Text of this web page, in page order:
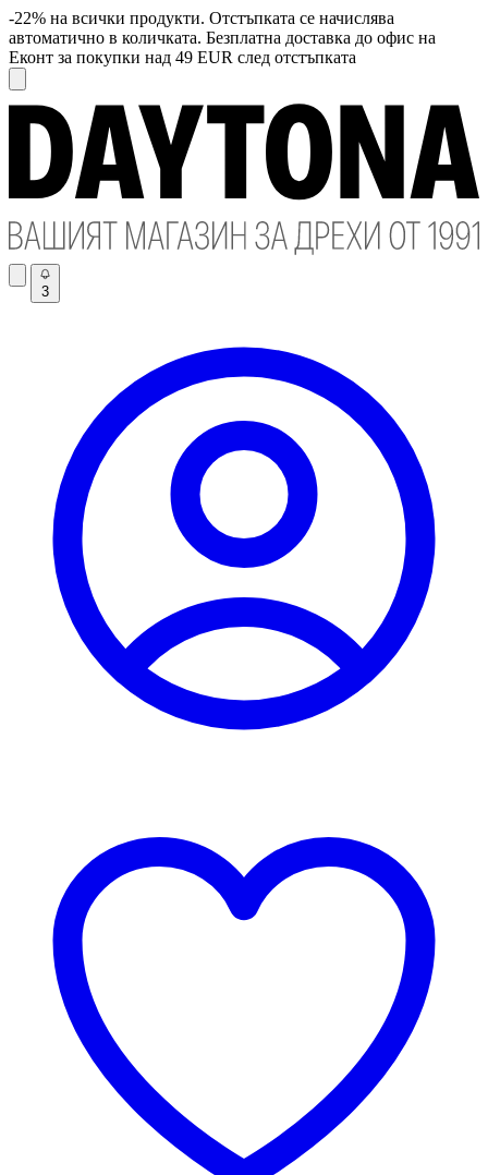
-22% на всички продукти. Отстъпката се начислява
автоматично в количката. Безплатна доставка до офис на
Еконт за покупки над 49 EUR след отстъпката
3